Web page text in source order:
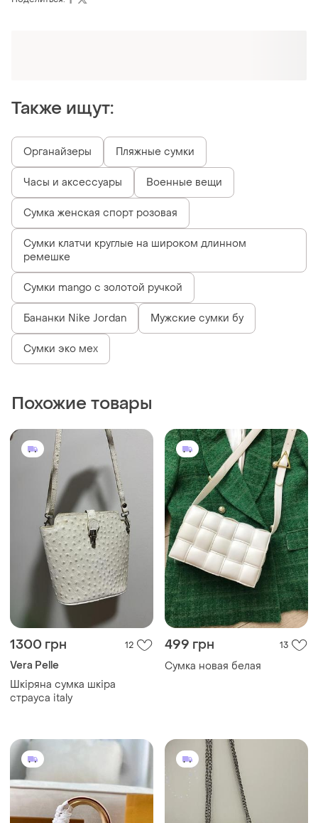
Также ищут:
Органайзеры Пляжные сумки
Часы и аксессуары Военные вещи
Сумка женская спорт розовая
Сумки клатчи круглые на широком длинном
ремешке
Сумки mango с золотой ручкой
Бананки Nike Jordan Мужские сумки бу
Сумки эко мех
Похожие товары
1300 грн 12
Vera Pelle
Шкіряна сумка шкіра
страуса italy
499 грн 13
Сумка новая белая